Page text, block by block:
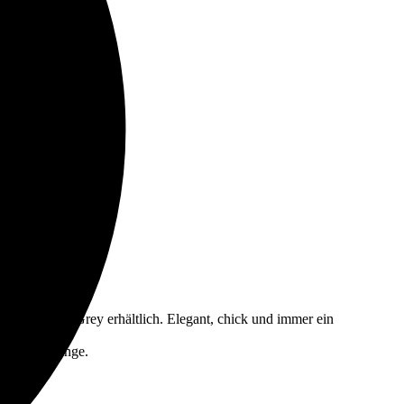
Farbe Ash Grey erhältlich. Elegant, chick und immer ein
Dinge.